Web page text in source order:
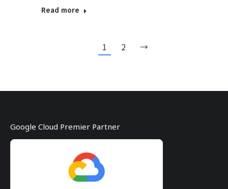
Read more
1 2 →
Google Cloud Premier Partner